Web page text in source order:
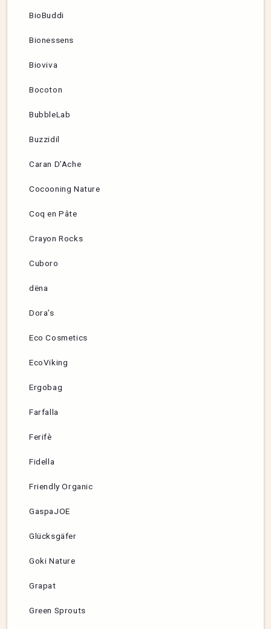
BioBuddi
Bionessens
Bioviva
Bocoton
BubbleLab
Buzzidil
Caran D’Ache
Cocooning Nature
Coq en Pâte
Crayon Rocks
Cuboro
dëna
Dora’s
Eco Cosmetics
EcoViking
Ergobag
Farfalla
Ferifè
Fidella
Friendly Organic
GaspaJOE
Glücksgäfer
Goki Nature
Grapat
Green Sprouts